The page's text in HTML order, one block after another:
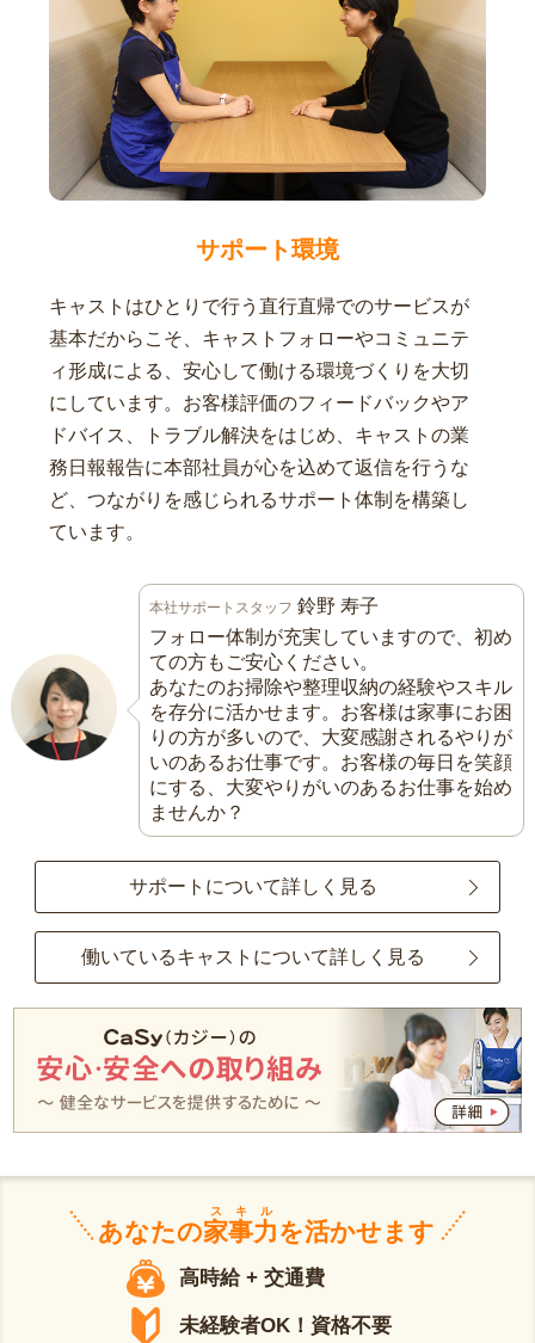
サポート環境
キャストはひとりで行う直行直帰でのサービスが
基本だからこそ、キャストフォローやコミュニテ
ィ形成による、安心して働ける環境づくりを大切
にしています。お客様評価のフィードバックやア
ドバイス、トラブル解決をはじめ、キャストの業
務日報報告に本部社員が心を込めて返信を行うな
ど、つながりを感じられるサポート体制を構築し
ています。
本社サポートスタッフ 鈴野 寿子
フォロー体制が充実していますので、初め
ての方もご安心ください。
あなたのお掃除や整理収納の経験やスキル
を存分に活かせます。お客様は家事にお困
りの方が多いので、大変感謝されるやりが
いのあるお仕事です。お客様の毎日を笑顔
にする、大変やりがいのあるお仕事を始め
ませんか？
サポートについて詳しく見る
働いているキャストについて詳しく見る
あなたの家事力
スキル
を活かせます
高時給 + 交通費
未経験者OK！資格不要